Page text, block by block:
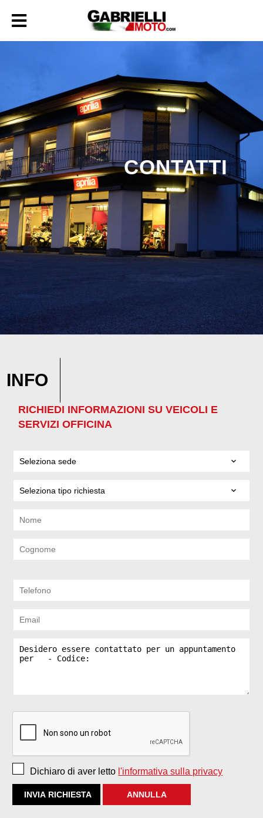
CONTATTI
INFO
RICHIEDI INFORMAZIONI SU VEICOLI E
SERVIZI OFFICINA
Dichiaro di aver letto l'informativa sulla privacy